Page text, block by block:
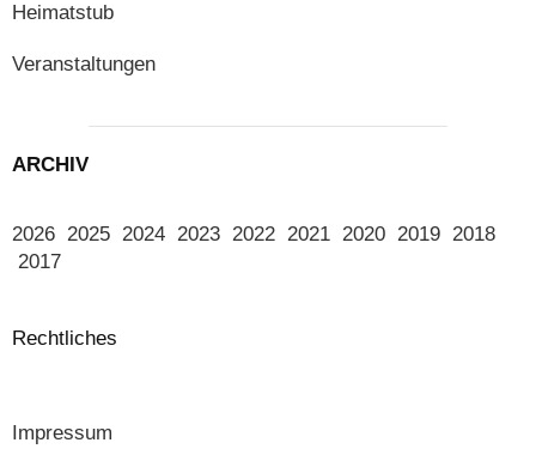
Heimatstub
Veranstaltungen
ARCHIV
2026 2025 2024 2023 2022 2021 2020 2019 2018
2017
Rechtliches
Impressum